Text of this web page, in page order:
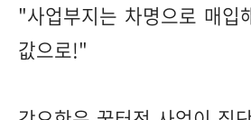
"사업부지는 차명으로 매입
값으로!"